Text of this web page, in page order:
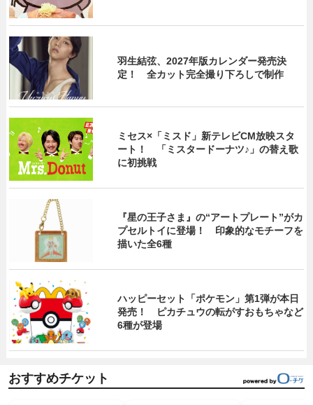
羽生結弦、2027年版カレンダー発売決
定！ 全カット完全撮り下ろしで制作
ミセス×「ミスド」新テレビCM放映スタ
ート！ 「ミスタードーナツ♪」の替え歌
に初挑戦
『星の王子さま』の“アートプレート”がカ
プセルトイに登場！ 印象的なモチーフを
描いた全6種
ハッピーセット「ポケモン」第1弾が本日
発売！ ピカチュウの転がすおもちゃなど
6種が登場
おすすめチケット